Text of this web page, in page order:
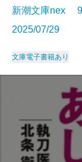
新潮文庫nex
2025/07/29
文庫電子書籍あり